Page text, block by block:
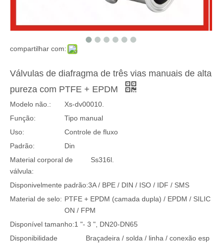
compartilhar com:
Válvulas de diafragma de três vias manuais de alta
pureza com PTFE + EPDM
Modelo não.:
Xs-dv00010.
Função:
Tipo manual
Uso:
Controle de fluxo
Padrão:
Din
Material corporal de
válvula:
Ss316l.
Disponivelmente padrão:3A / BPE / DIN / ISO / IDF / SMS
Material de selo: PTFE + EPDM (camada dupla) / EPDM / SILIC
ON / FPM
Disponível tamanho:1 "- 3 ", DN20-DN65
Disponibilidade
Braçadeira / solda / linha / conexão esp